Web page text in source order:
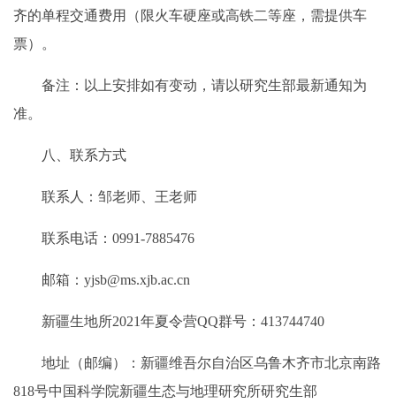
齐的单程交通费用（限火车硬座或高铁二等座，需提供车
票）。
备注：以上安排如有变动，请以研究生部最新通知为
准。
八、联系方式
联系人：邹老师、王老师
联系电话：0991-7885476
邮箱：yjsb@ms.xjb.ac.cn
新疆生地所2021年夏令营QQ群号：413744740
地址（邮编）：新疆维吾尔自治区乌鲁木齐市北京南路
818号中国科学院新疆生态与地理研究所研究生部